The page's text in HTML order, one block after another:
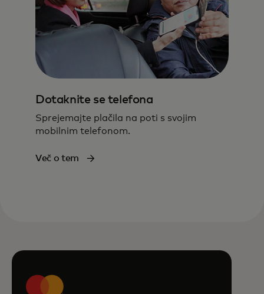
Dotaknite se telefona
Sprejemajte plačila na poti s svojim
mobilnim telefonom.
Več o tem